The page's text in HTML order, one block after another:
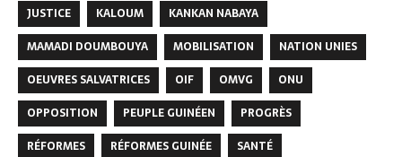
JUSTICE
KALOUM
KANKAN NABAYA
MAMADI DOUMBOUYA
MOBILISATION
NATION UNIES
OEUVRES SALVATRICES
OIF OMVG
ONU
OPPOSITION
PEUPLE GUINÉEN
PROGRÈS
RÉFORMES
RÉFORMES GUINÉE
SANTÉ